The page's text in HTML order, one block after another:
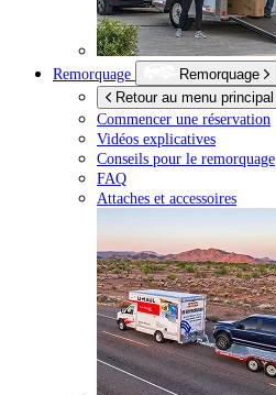
Remorquage
Remorquage
Retour au menu principal
Commencer une réservation
Vidéos explicatives
Conseils pour le remorquage
FAQ
Attaches et accessoires